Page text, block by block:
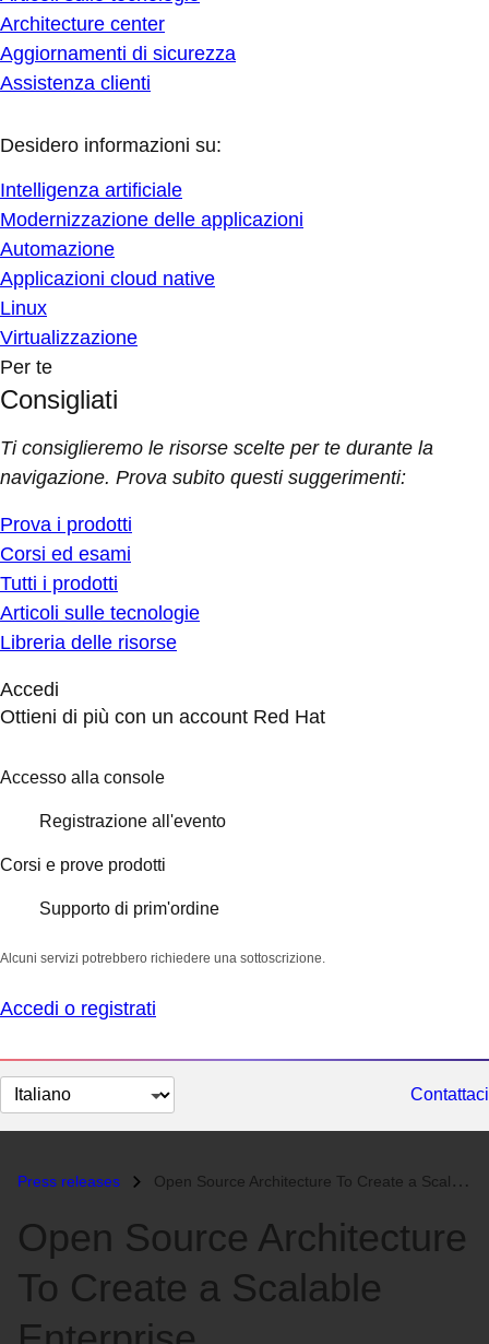
Architecture center
Aggiornamenti di sicurezza
Assistenza clienti
Desidero informazioni su:
Intelligenza artificiale
Modernizzazione delle applicazioni
Automazione
Applicazioni cloud native
Linux
Virtualizzazione
Per te
Consigliati
Ti consiglieremo le risorse scelte per te durante la
navigazione. Prova subito questi suggerimenti:
Prova i prodotti
Corsi ed esami
Tutti i prodotti
Articoli sulle tecnologie
Libreria delle risorse
Accedi
Ottieni di più con un account Red Hat
Accesso alla console
Registrazione all'evento
Corsi e prove prodotti
Supporto di prim'ordine
Alcuni servizi potrebbero richiedere una sottoscrizione.
Accedi o registrati
Cambia
lingua
Contattaci
Press releases Open Source Architecture To Create a Scalable Enterprise...
Open Source Architecture
To Create a Scalable